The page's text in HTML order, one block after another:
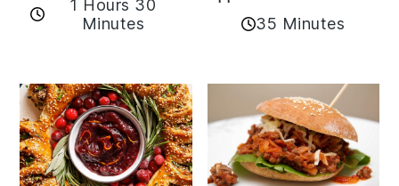
1 Hours 30
Minutes
35 Minutes